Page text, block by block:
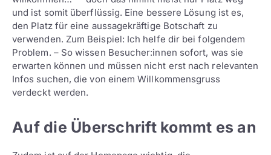
und ist somit überflüssig. Eine bessere Lösung ist es,
den Platz für eine aussagekräftige Botschaft zu
verwenden. Zum Beispiel: Ich helfe dir bei folgendem
Problem. – So wissen Besucher:innen sofort, was sie
erwarten können und müssen nicht erst nach relevanten
Infos suchen, die von einem Willkommensgruss
verdeckt werden.
Auf die Überschrift kommt es an